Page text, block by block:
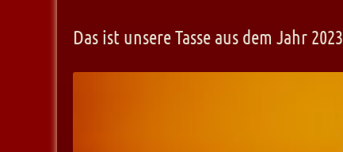
Das ist unsere Tasse aus dem Jahr 2023